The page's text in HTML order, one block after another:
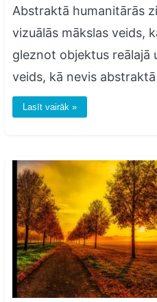
Abstraktā humanitārās
vizuālās mākslas veids,
gleznot objektus reālajā
veids, kā nevis
Lasīt vairāk »